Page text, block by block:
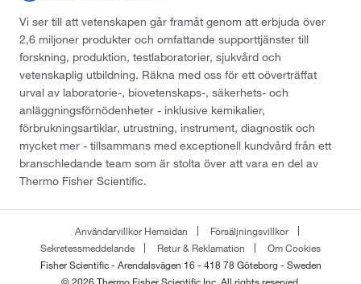
Vi ser till att vetenskapen går framåt genom att erbjuda över
2,6 miljoner produkter och omfattande supporttjänster till
forskning, produktion, testlaboratorier, sjukvård och
vetenskaplig utbildning. Räkna med oss för ett oöverträffat
urval av laboratorie-, biovetenskaps-, säkerhets- och
anläggningsförnödenheter - inklusive kemikalier,
förbrukningsartiklar, utrustning, instrument, diagnostik och
mycket mer - tillsammans med exceptionell kundvård från ett
branschledande team som är stolta över att vara en del av
Thermo Fisher Scientific.
Användarvillkor Hemsidan
Försäljningsvillkor
Sekretessmeddelande
Retur & Reklamation
Om Cookies
Fisher Scientific - Arendalsvägen 16 - 418 78 Göteborg - Sweden
© 2026 Thermo Fisher Scientific Inc. All rights reserved.